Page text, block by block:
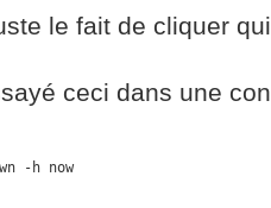
le fait de cliquer
ceci dans une
-h now